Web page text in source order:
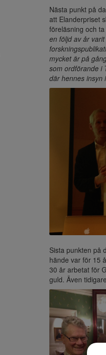
Nästa punkt på
att Elanderpriset
föreläsning och
en följd av år
mycket är på
som ordförande i
där hennes insyn
Sista punkten på
hände var för 15
30 år arbetat för
guld. Även